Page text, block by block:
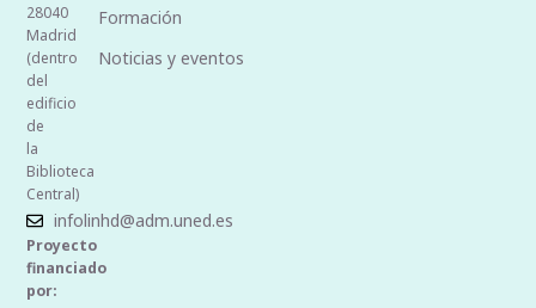
28040
Madrid
(dentro
del
edificio
de
la
Biblioteca
Central)
infolinhd@adm.uned.es
Proyecto
financiado
por:
Formación
Noticias y eventos